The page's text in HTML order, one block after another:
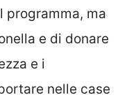
programma, ma
e di donare
e i
nelle case